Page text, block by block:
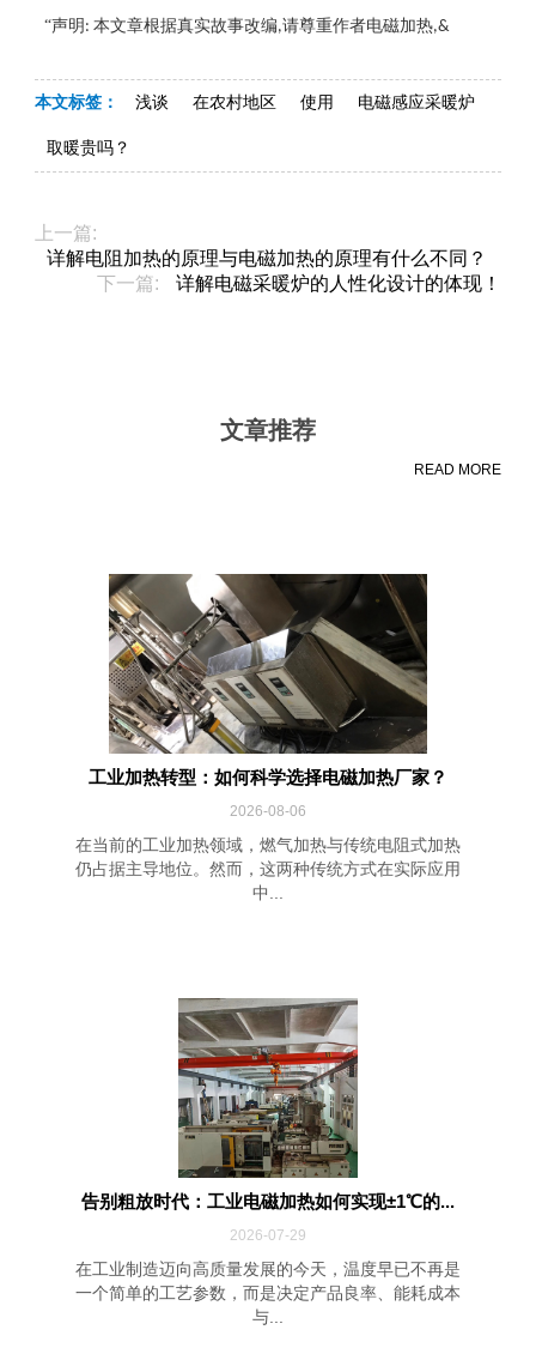
“声明 :本文章根据真实故事改编,请尊重作者电磁加热,&
本文标签： 浅谈 在农村地区 使用 电磁感应采暖炉
取暖贵吗？
上一篇:
详解电阻加热的原理与电磁加热的原理有什么不同？
下一篇:
详解电磁采暖炉的人性化设计的体现！
文章推荐
READ MORE
工业加热转型：如何科学选择电磁加热厂家？
2026-08-06
在当前的工业加热领域，燃气加热与传统电阻式加热
仍占据主导地位。然而，这两种传统方式在实际应用
中...
告别粗放时代：工业电磁加热如何实现±1℃的...
2026-07-29
在工业制造迈向高质量发展的今天，温度早已不再是
一个简单的工艺参数，而是决定产品良率、能耗成本
与...